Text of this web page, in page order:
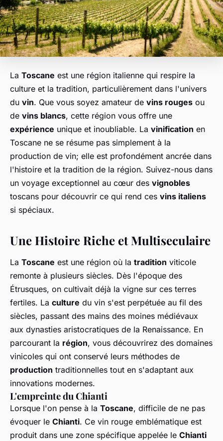
La Toscane est une région italienne qui respire la
culture et la tradition, particulièrement dans l'univers
du vin. Que vous soyez amateur de vins rouges ou
de vins blancs, cette région vous offre une
expérience unique et inoubliable. La vinification en
Toscane ne se résume pas simplement à la
production de vin; elle est profondément ancrée dans
l'histoire et la tradition de la région. Suivez-nous dans
un voyage exceptionnel au cœur des vignobles
toscans pour découvrir ce qui rend ces vins italiens
si spéciaux.
Une Histoire Riche et Multiseculaire
La Toscane est une région où la tradition viticole
remonte à plusieurs siècles. Dès l'époque des
Étrusques, on cultivait déjà la vigne sur ces terres
fertiles. La culture du vin s'est perpétuée au fil des
siècles, passant des mains des moines médiévaux
aux dynasties aristocratiques de la Renaissance. En
parcourant la région, vous découvrirez des domaines
vinicoles qui ont conservé leurs méthodes de
production traditionnelles tout en s'adaptant aux
innovations modernes.
L'empreinte du Chianti
Lorsque l'on pense à la Toscane, difficile de ne pas
évoquer le Chianti. Ce vin rouge emblématique est
produit dans une zone spécifique appelée le Chianti